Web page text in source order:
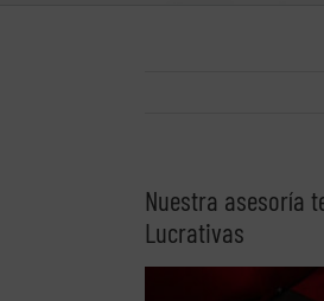
Nuestra asesoría
Lucrativas